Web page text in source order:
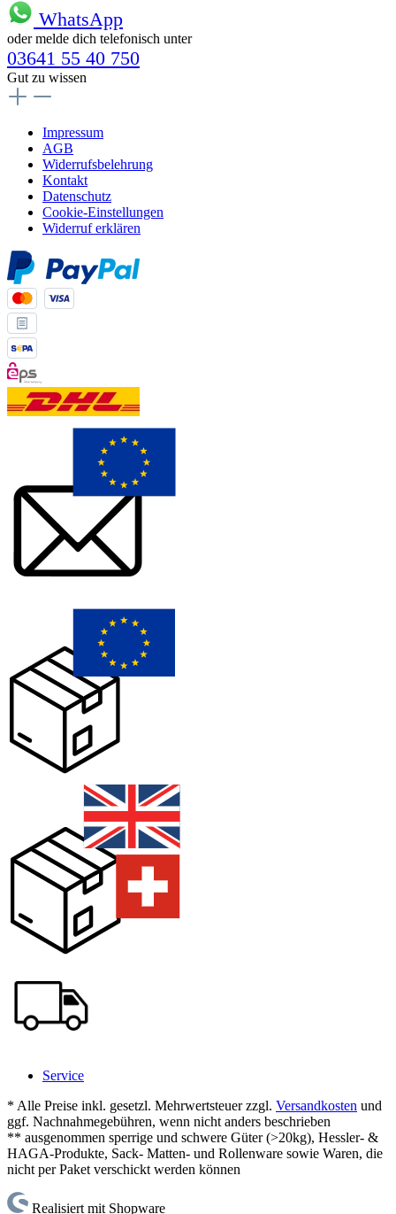
WhatsApp
oder melde dich telefonisch unter
03641 55 40 750
Gut zu wissen
Impressum
AGB
Widerrufsbelehrung
Kontakt
Datenschutz
Cookie-Einstellungen
Widerruf erklären
Service
* Alle Preise inkl. gesetzl. Mehrwertsteuer zzgl. Versandkosten und
ggf. Nachnahmegebühren, wenn nicht anders beschrieben
** ausgenommen sperrige und schwere Güter (>20kg), Hessler- &
HAGA-Produkte, Sack- Matten- und Rollenware sowie Waren, die
nicht per Paket verschickt werden können
Realisiert mit Shopware